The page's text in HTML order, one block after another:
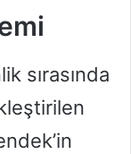
sırasında